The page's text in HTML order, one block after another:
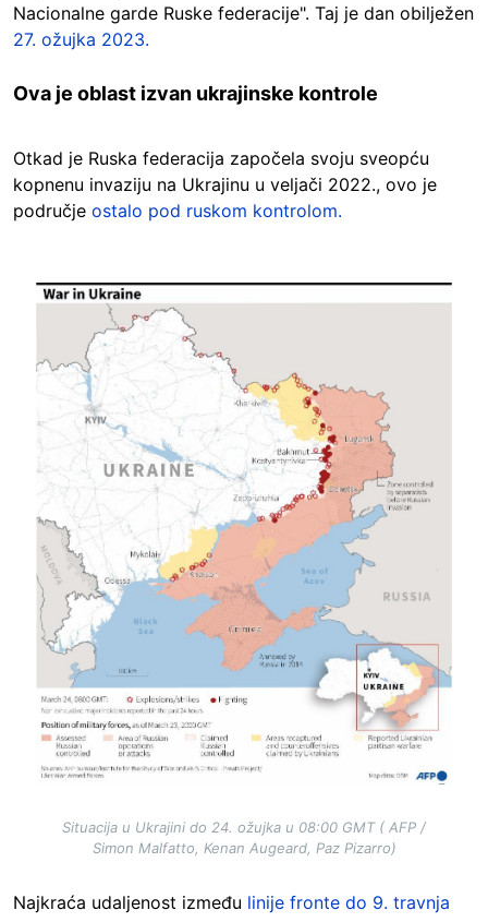
Nacionalne garde Ruske federacije". Taj je dan obilježen
27. ožujka 2023.
Ova je oblast izvan ukrajinske kontrole
Otkad je Ruska federacija započela svoju sveopću
kopnenu invaziju na Ukrajinu u veljači 2022., ovo je
područje ostalo pod ruskom kontrolom.
Image
Situacija u Ukrajini do 24. ožujka u 08:00 GMT ( AFP /
Simon Malfatto, Kenan Augeard, Paz Pizarro)
Najkraća udaljenost između linije fronte do 9. travnja